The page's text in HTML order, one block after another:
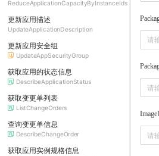
ReduceApplicationCapacityByInstanceIds
更新应用描述
UpdateApplicationDescription
更新应用安全组
UpdateAppSecurityGroup
获取应用的状态信息
DescribeApplicationStatus
获取变更单列表
ListChangeOrders
查询变更单信息
DescribeChangeOrder
获取应用实例规格信息